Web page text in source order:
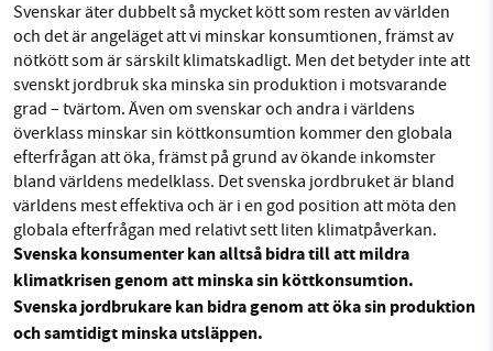
Svenskar äter dubbelt så mycket kött som resten av världen
och det är angeläget att vi minskar konsumtionen, främst av
nötkött som är särskilt klimatskadligt. Men det betyder inte att
svenskt jordbruk ska minska sin produktion i motsvarande
grad – tvärtom. Även om svenskar och andra i världens
överklass minskar sin köttkonsumtion kommer den globala
efterfrågan att öka, främst på grund av ökande inkomster
bland världens medelklass. Det svenska jordbruket är bland
världens mest effektiva och är i en god position att möta den
globala efterfrågan med relativt sett liten klimatpåverkan.
Svenska konsumenter kan alltså bidra till att mildra
klimatkrisen genom att minska sin köttkonsumtion.
Svenska jordbrukare kan bidra genom att öka sin produktion
och samtidigt minska utsläppen.